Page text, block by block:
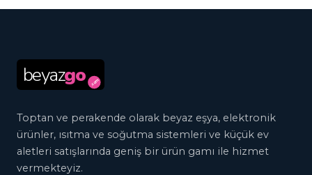
beyazgo .com
Toptan ve perakende olarak beyaz eşya, elektronik
ürünler, ısıtma ve soğutma sistemleri ve küçük ev
aletleri satışlarında geniş bir ürün gamı ile hizmet
vermekteyiz.